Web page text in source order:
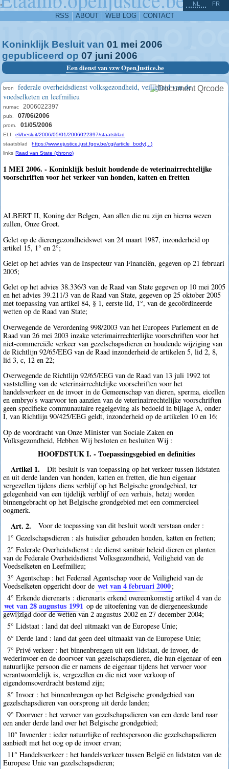
-
RSS ABOUT WEB LOG CONTACT
NL FR
Koninklijk Besluit van 01 mei 2006
gepubliceerd op 07 juni 2006
Een dienst van vzw OpenJustice.be
bron
federale overheidsdienst volksgezondheid, veiligheid van de
voedselketen en leefmilieu
numac 2006022397
pub. 07/06/2006
prom. 01/05/2006
ELI
eli/besluit/2006/05/01/2006022397/staatsblad
staatsblad
https://www.ejustice.just.fgov.be/cgi/article_body(...)
links Raad van State (chrono)
1 MEI 2006. - Koninklijk besluit houdende de veterinairrechtelijke
voorschriften voor het verkeer van honden, katten en fretten
ALBERT II, Koning der Belgen, Aan allen die nu zijn en hierna wezen
zullen, Onze Groet.
Gelet op de dierengezondheidswet van 24 maart 1987, inzonderheid op
artikel 15, 1° en 2°;
Gelet op het advies van de Inspecteur van Financiën, gegeven op 21 februari
2005;
Gelet op het advies 38.336/3 van de Raad van State gegeven op 10 mei 2005
en het advies 39.211/3 van de Raad van State, gegeven op 25 oktober 2005
met toepassing van artikel 84, § 1, eerste lid, 1°, van de gecoördineerde
wetten op de Raad van State;
Overwegende de Verordening 998/2003 van het Europees Parlement en de
Raad van 26 mei 2003 inzake veterimairrechterlijke voorschriften voor het
niet-commerciële verkeer van gezelschapsdieren en houdende wijziging van
de Richtlijn 92/65/EEG van de Raad inzonderheid de artikelen 5, lid 2, 8,
lid 3, c, 12 en 22;
Overwegende de Richtlijn 92/65/EEG van de Raad van 13 juli 1992 tot
vaststelling van de veterinairrechtelijke voorschriften voor het
handelsverkeer en de invoer in de Gemeenschap van dieren, sperma, eicellen
en embryo's waarvoor ten aanzien van de veterinairrechtelijke voorschriften
geen specifieke communautaire regelgeving als bedoeld in bijlage A, onder
I, van Richtlijn 90/425/EEG geldt, inzonderheid op de artikelen 10 en 16;
Op de voordracht van Onze Minister van Sociale Zaken en
Volksgezondheid, Hebben Wij besloten en besluiten Wij :
HOOFDSTUK I. - Toepassingsgebied en definities
Artikel 1.
Dit besluit is van toepassing op het verkeer tussen lidstaten
en uit derde landen van honden, katten en fretten, die hun eigenaar
vergezellen tijdens diens verblijf op het Belgische grondgebied, ter
gelegenheid van een tijdelijk verblijf of een verhuis, hetzij worden
binnengebracht op het Belgische grondgebied met een commercieel
oogmerk.
Art. 2.
Voor de toepassing van dit besluit wordt verstaan onder :
1° Gezelschapsdieren : als huisdier gehouden honden, katten en fretten;
2° Federale Overheidsdienst : de dienst sanitair beleid dieren en planten
van de Federale Overheidsdienst Volksgezondheid, Veiligheid van de
Voedselketen en Leefmilieu;
3° Agentschap : het Federaal Agentschap voor de Veiligheid van de
Voedselketen opgericht door de wet van 4 februari 2000;
4° Erkende dierenarts : dierenarts erkend overeenkomstig artikel 4 van de
wet van 28 augustus 1991 op de uitoefening van de diergeneeskunde
gewijzigd door de wetten van 2 augustus 2002 en 27 december 2004;
5° Lidstaat : land dat deel uitmaakt van de Europese Unie;
6° Derde land : land dat geen deel uitmaakt van de Europese Unie;
7° Privé verkeer : het binnenbrengen uit een lidstaat, de invoer, de
wederinvoer en de doorvoer van gezelschapsdieren, die hun eigenaar of een
natuurlijke persoon die er namens de eigenaar tijdens het vervoer voor
verantwoordelijk is, vergezellen en die niet voor verkoop of
eigendomsoverdracht bestemd zijn;
8° Invoer : het binnenbrengen op het Belgische grondgebied van
gezelschapsdieren van oorsprong uit derde landen;
9° Doorvoer : het vervoer van gezelschapsdieren van een derde land naar
een ander derde land over het Belgische grondgebied;
10° Invoerder : ieder natuurlijke of rechtspersoon die gezelschapsdieren
aanbiedt met het oog op de invoer ervan;
11° Handelsverkeer : het handelsverkeer tussen België en lidstaten van de
Europese Unie van gezelschapsdieren;
^